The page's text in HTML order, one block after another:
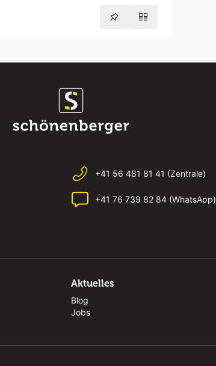
+41 56 481 81 41 (Zentrale)
+41 76 739 82 84 (WhatsApp)
Aktuelles
Blog
Jobs